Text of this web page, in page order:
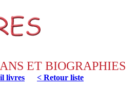
ET BIOGRAPHIES
livres < Retour liste